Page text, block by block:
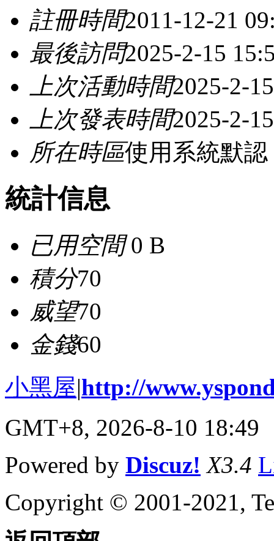
註冊時間2011-12-21
最後訪問2025-2-15
上次活動時間2025-2-
上次發表時間2025-2-
所在時區使用系統默認
統計信息
已用空間0 B
積分70
威望70
金錢60
小黑屋|http://
GMT+8, 2026-8-10 18:49
Powered by Discuz! X3.4
Copyright © 2001-2021,